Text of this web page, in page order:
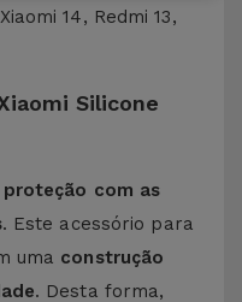
14, Redmi 13,
Silicone
proteção com as
. Este acessório para
uma construção
. Desta forma,